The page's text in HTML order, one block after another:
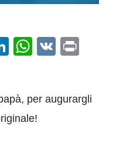
LinkedIn
VK
per augurargli